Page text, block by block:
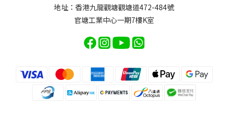
地址：香港九龍觀塘觀塘道472-484號
官塘工業中心一期7樓K室